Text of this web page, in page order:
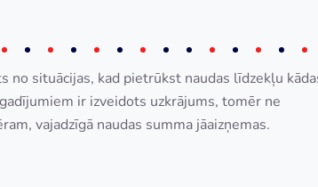
no situācijas, kad pietrūkst naudas līdzekļu
ir izveidots uzkrājums, tomēr ne
vajadzīgā naudas summa jāaizņemas.